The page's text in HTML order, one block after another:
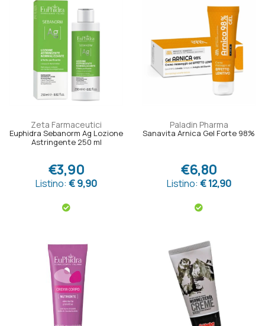
Zeta Farmaceutici
Euphidra Sebanorm Ag Lozione
Astringente 250 ml
€3,90
Listino: € 9,90
Paladin Pharma
Sanavita Arnica Gel Forte 98%
€6,80
Listino: € 12,90